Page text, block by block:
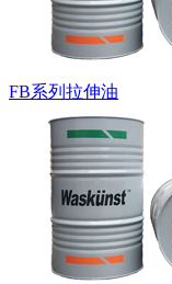
FB系列拉伸油